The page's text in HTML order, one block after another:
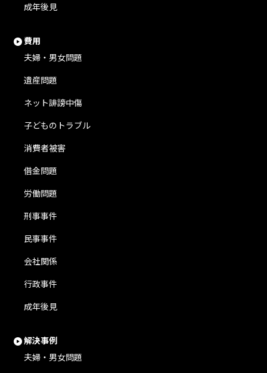
成年後見
費用
夫婦・男女問題
遺産問題
ネット誹謗中傷
子どものトラブル
消費者被害
借金問題
労働問題
刑事事件
民事事件
会社関係
行政事件
成年後見
解決事例
夫婦・男女問題